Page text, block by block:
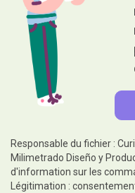
Responsable du fichier :
Milimetrado Diseño y
d'information sur les
Légitimation :